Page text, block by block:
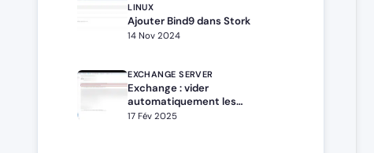
LINUX
Ajouter Bind9 dans Stork
14 Nov 2024
EXCHANGE SERVER
Exchange : vider
automatiquement les
éléments supprimés
17 Fév 2025